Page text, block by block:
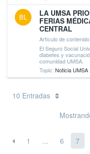
BL
LA UMSA
FERIAS
CENTRAL
Artículo de
El Seguro Social
diabetes y
comunidad UMSA.
Topic: Noticia UMSA
10 Entradas
1 ... 6 7